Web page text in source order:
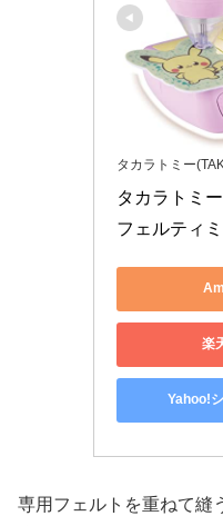
タカラトミー
タカラトミ
フェルティ
楽
Yahoo!
専用フェルトを重ねて縫